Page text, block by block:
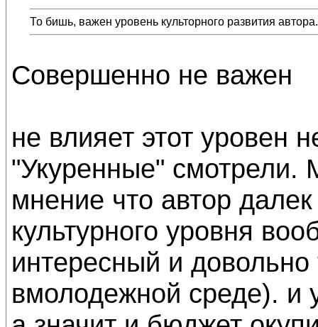
То бишь, важен уровень культорного развития автора.
Совершенно не важен
не влияет этот уровен
"Укуренные" смотрели.
мнение что автор
культурного уровня
интересный и довольно
вмолодежной среде). и